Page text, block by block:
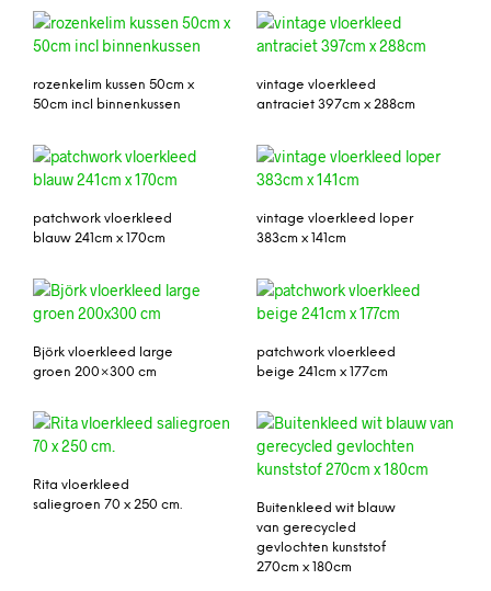
rozenkelim kussen 50cm x
50cm incl binnenkussen
vintage vloerkleed
antraciet 397cm x 288cm
patchwork vloerkleed
blauw 241cm x 170cm
vintage vloerkleed loper
383cm x 141cm
Björk vloerkleed large
groen 200×300 cm
patchwork vloerkleed
beige 241cm x 177cm
Rita vloerkleed
saliegroen 70 x 250 cm.
Buitenkleed wit blauw
van gerecycled
gevlochten kunststof
270cm x 180cm